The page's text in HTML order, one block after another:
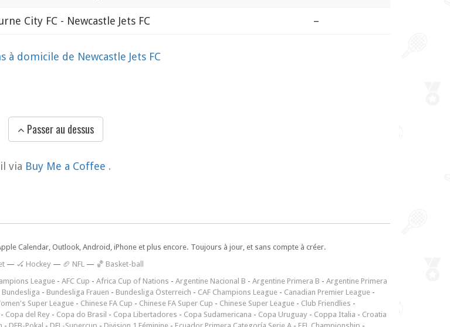
City FC - Newcastle Jets FC –
à domicile de Newcastle Jets FC
Passer au dessus
via Buy Me a Coffee .
Calendar, Outlook, Android, iPhone et plus encore. Toujours à jour, et sans compte à créer.
— 🏑 Hockey — 🏈 NFL — 🏀 Basket-ball
League - AFC Cup - Africa Cup of Nations - Argentine Nacional B - Argentine Primera B - Argentine Primera
Bundesliga - Bundesliga Frauen - Bundesliga Österreich - CAF Champions League - Canadian Premier League -
Super League - Chinese FA Cup - Chinese FA Super Cup - Chinese Super League - Club Friendlies -
- Copa del Rey - Copa do Brasil - Copa Libertadores - Copa Sudamericana - Copa Uruguay - Coppa Italia - Croatia